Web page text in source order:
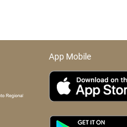
App Mobile